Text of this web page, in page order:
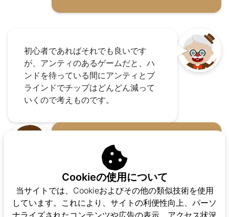
初心者であればそれでも良いです
が、アンティのあるゲームだと、ハ
ンドを待っている間にアンティとブ
ラインドでチップはどんどん減って
いくので考えものです。
スターティングハンド、コール、あ
るいはレイズするハンドとフォール
ドするハンドの基準を持っていれ
ば、ゲームで勝てますか？
Cookieの使用について
当サイトでは、Cookieおよびその他の類似技術を使用
しています。これにより、サイトの利便性向上、パーソ
ナライズされたコンテンツや広告の表示、アクセス状況